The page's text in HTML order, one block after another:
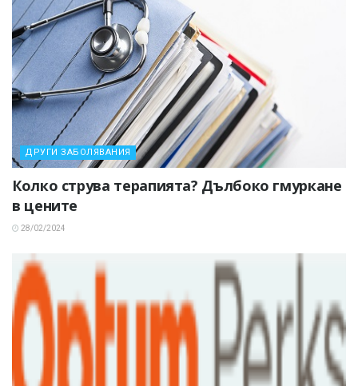
ДРУГИ ЗАБОЛЯВАНИЯ
Колко струва терапията? Дълбоко гмуркане
в цените
28/02/2024